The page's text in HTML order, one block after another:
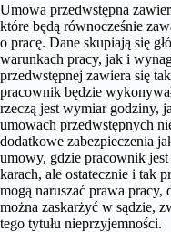
Umowa przedwstępna
które będą równocześnie
o pracę. Dane skupiają się
warunkach pracy, jak i
przedwstępnej zawiera się
pracownik będzie
rzeczą jest wymiar godziny,
umowach przedwstępnych
dodatkowe zabezpieczenia
umowy, gdzie pracownik
karach, ale ostatecznie i tak
mogą naruszać prawa
można zaskarżyć w sądzie,
tego tytułu nieprzyjemności.